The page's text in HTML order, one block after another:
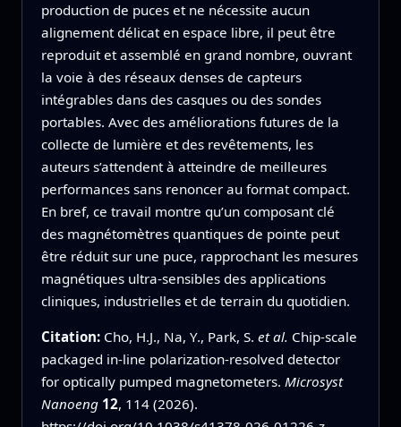
production de puces et ne nécessite aucun
alignement délicat en espace libre, il peut être
reproduit et assemblé en grand nombre, ouvrant
la voie à des réseaux denses de capteurs
intégrables dans des casques ou des sondes
portables. Avec des améliorations futures de la
collecte de lumière et des revêtements, les
auteurs s’attendent à atteindre de meilleures
performances sans renoncer au format compact.
En bref, ce travail montre qu’un composant clé
des magnétomètres quantiques de pointe peut
être réduit sur une puce, rapprochant les mesures
magnétiques ultra‑sensibles des applications
cliniques, industrielles et de terrain du quotidien.
Citation: Cho, H.J., Na, Y., Park, S. et al. Chip-scale
packaged in-line polarization-resolved detector
for optically pumped magnetometers. Microsyst
Nanoeng 12, 114 (2026).